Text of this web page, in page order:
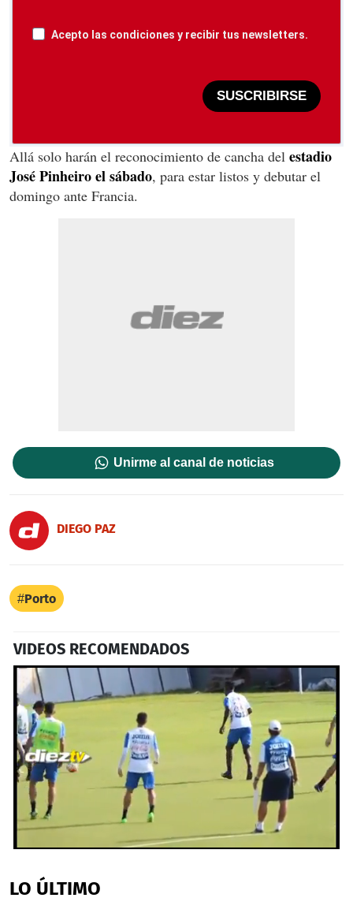
Acepto las condiciones y recibir tus newsletters.
SUSCRIBIRSE
Allá solo harán el reconocimiento de cancha del estadio
José Pinheiro el sábado, para estar listos y debutar el
domingo ante Francia.
Unirme al canal de noticias
DIEGO PAZ
Porto
VIDEOS RECOMENDADOS
of
1
LO ÚLTIMO